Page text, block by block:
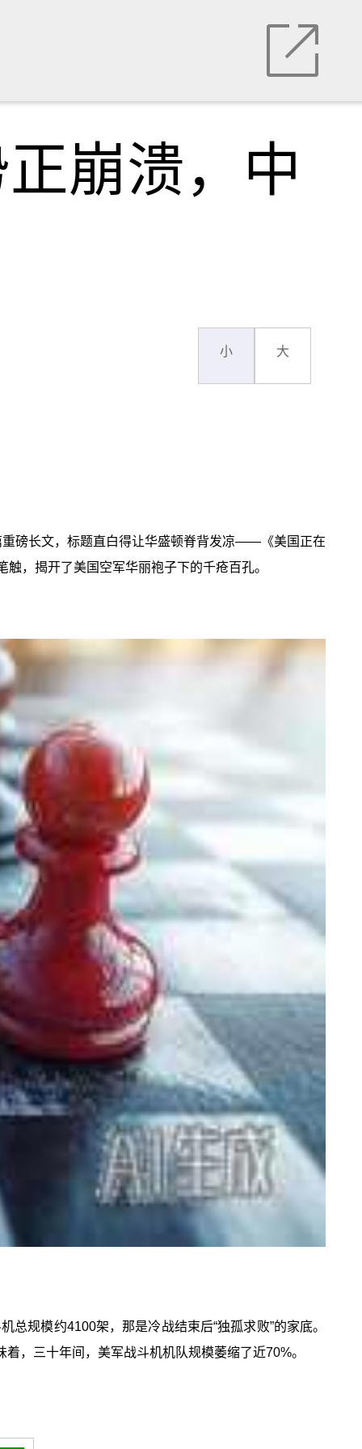
崩溃，中
小 大
重磅长文，标题直白得让华盛顿脊背发凉——《美国正在
触，揭开了美国空军华丽袍子下的千疮百孔。
规模约4100架，那是冷战结束后“独孤求败”的家底。
，三十年间，美军战斗机机队规模萎缩了近70%。